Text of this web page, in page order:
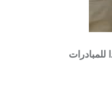
للمبادرات